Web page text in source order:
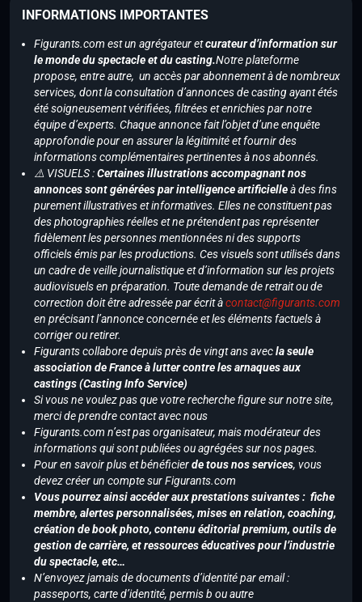
INFORMATIONS IMPORTANTES
Figurants.com est un agrégateur etcurateur d’information sur
le monde du spectacle et du casting.Notre plateforme
propose, entre autre, un accès par abonnement à de nombreux
services, dont la consultation d’annonces de casting ayant étés
été soigneusement vérifiées, filtrées et enrichies par notre
équipe d’experts. Chaque annonce fait l’objet d’une enquête
approfondie pour en assurer la légitimité et fournir des
informations complémentaires pertinentes à nos abonnés.
⚠️ VISUELS :Certaines illustrations accompagnant nos
annonces sont générées par intelligence artificielleà des fins
purement illustratives et informatives. Elles ne constituent pas
des photographies réelles et ne prétendent pas représenter
fidèlement les personnes mentionnées ni des supports
officiels émis par les productions. Ces visuels sont utilisés dans
un cadre de veille journalistique et d’information sur les projets
audiovisuels en préparation. Toute demande de retrait ou de
correction doit être adressée par écrit àcontact@figurants.com
en précisant l’annonce concernée et les éléments factuels à
corriger ou retirer.
Figurants collabore depuis près de vingt ans avecla seule
association de France à lutter contre les arnaques aux
castings (Casting Info Service)
Si vous ne voulez pas que votre recherche figure sur notre site,
merci de prendre contact avec nous
Figurants.com n’est pas organisateur, mais modérateur des
informations qui sont publiées ou agrégées sur nos pages.
Pour en savoir plus et bénéficierde tous nos services, vous
devez créer un compte sur Figurants.com
Vous pourrez ainsi accéder aux prestations suivantes : fiche
membre, alertes personnalisées, mises en relation, coaching,
création de book photo, contenu éditorial premium, outils de
gestion de carrière, et ressources éducatives pour l’industrie
du spectacle, etc…
N’envoyez jamais de documents d’identité par email :
passeports, carte d’identité, permis b ou autre